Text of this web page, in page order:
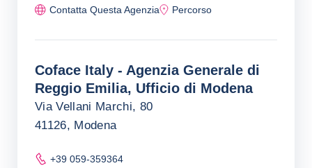
Contatta Questa Agenzia
Percorso
Coface Italy - Agenzia Generale di
Reggio Emilia, Ufficio di Modena
Via Vellani Marchi, 80
41126, Modena
+39 059-359364